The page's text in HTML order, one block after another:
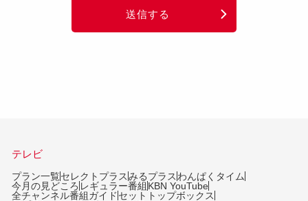
送信する
テレビ
プラン一覧セレクトプラスみるプラス わんぱくタイム
今月の見どころ レギュラー番組 KBN YouTube
全チャンネル番組ガイド セットトップボックス